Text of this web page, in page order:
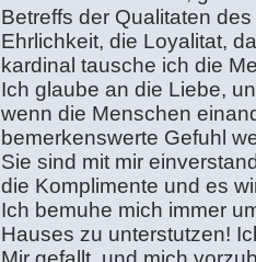
Betreffs der Qualitaten
Ehrlichkeit, die Loyalitat,
kardinal tausche ich die
Ich glaube an die Liebe,
wenn die Menschen
bemerkenswerte Gefuhl
Sie sind mit mir
die Komplimente und es
Ich bemuhe mich immer
Hauses zu unterstutzen!